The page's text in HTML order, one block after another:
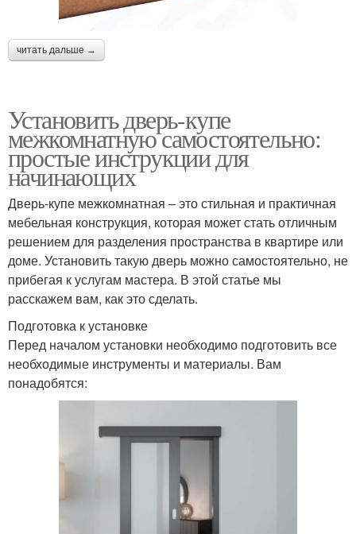
читать дальше →
Установить дверь-купе
межкомнатную самостоятельно:
простые инструкции для
начинающих
Дверь-купе межкомнатная – это стильная и практичная
мебельная конструкция, которая может стать отличным
решением для разделения пространства в квартире или
доме. Установить такую дверь можно самостоятельно, не
прибегая к услугам мастера. В этой статье мы
расскажем вам, как это сделать.
Подготовка к установке
Перед началом установки необходимо подготовить все
необходимые инструменты и материалы. Вам
понадобятся: